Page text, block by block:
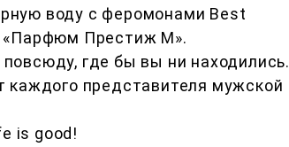
воду с феромонами Best
«Парфюм Престиж М».
где бы вы ни находились.
каждого представителя мужской
is good!